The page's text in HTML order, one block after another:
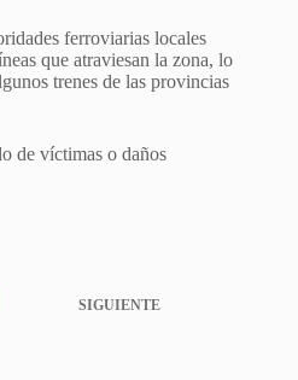
ferroviarias locales
que atraviesan la zona, lo
trenes de las provincias
de víctimas o daños
SIGUIENTE